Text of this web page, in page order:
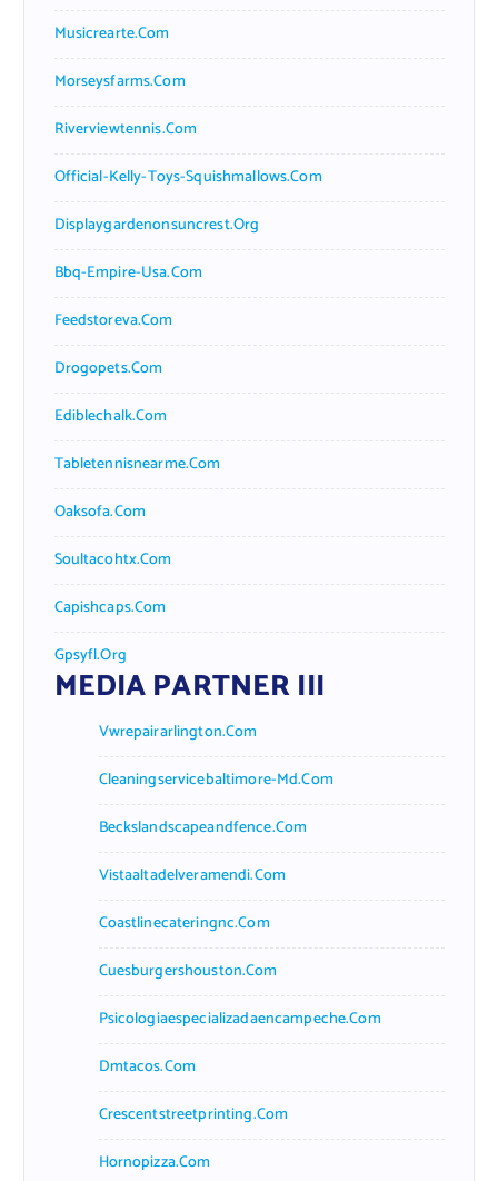
Musicrearte.com
Morseysfarms.com
Riverviewtennis.com
Official-Kelly-Toys-Squishmallows.com
Displaygardenonsuncrest.org
Bbq-Empire-Usa.com
Feedstoreva.com
Drogopets.com
Ediblechalk.com
Tabletennisnearme.com
Oaksofa.com
Soultacohtx.com
Capishcaps.com
Gpsyfl.org
MEDIA PARTNER III
Vwrepairarlington.com
Cleaningservicebaltimore-Md.com
Beckslandscapeandfence.com
Vistaaltadelveramendi.com
Coastlinecateringnc.com
Cuesburgershouston.com
Psicologiaespecializadaencampeche.com
Dmtacos.com
Crescentstreetprinting.com
Hornopizza.com